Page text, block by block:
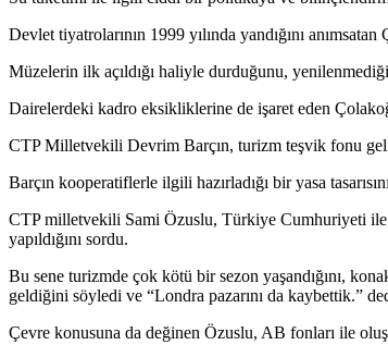
Devlet tiyatrolarının 1999 yılında yandığını
Müzelerin ilk açıldığı haliyle durduğunu,
Dairelerdeki kadro eksikliklerine de işaret eden
CTP Milletvekili Devrim Barçın, turizm teşvik fonu
Barçın kooperatiflerle ilgili hazırladığı bir yasa
CTP milletvekili Sami Özuslu, Türkiye Cumhuriyeti
yapıldığını sordu.
Bu sene turizmde çok kötü bir sezon yaşandığını,
geldiğini söyledi ve “Londra pazarını da kaybettik.”
Çevre konusuna da değinen Özuslu, AB fonları ile